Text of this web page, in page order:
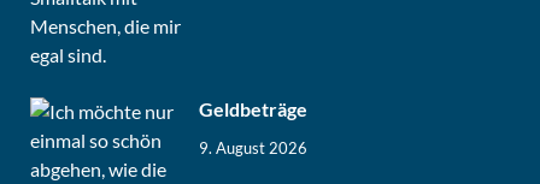
Geldbeträge
9. August 2026